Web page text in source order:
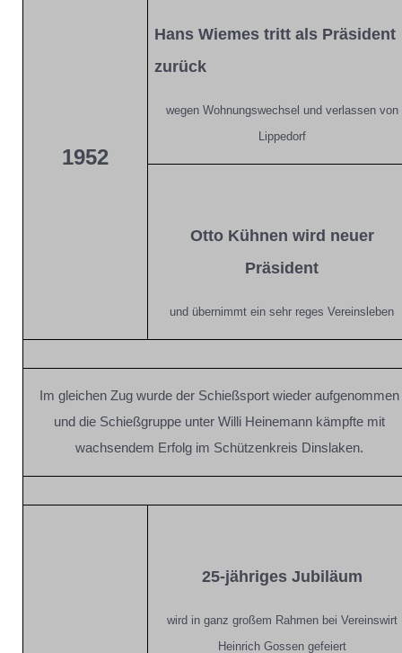
1952
Hans Wiemes tritt als Präsident
zurück
wegen Wohnungswechsel und verlassen von
Lippedorf
Otto Kühnen wird neuer
Präsident
und übernimmt ein sehr reges Vereinsleben
Im gleichen Zug wurde der Schießsport wieder aufgenommen
und die Schießgruppe unter Willi Heinemann kämpfte mit
wachsendem Erfolg im Schützenkreis Dinslaken.
25-jähriges Jubiläum
wird in ganz großem Rahmen bei Vereinswirt
Heinrich Gossen gefeiert